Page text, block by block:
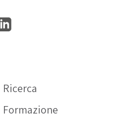
Ricerca
Formazione